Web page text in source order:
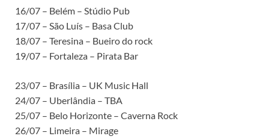
16/07 – Belém – Stúdio Pub
17/07 – São Luís – Basa Club
18/07 – Teresina – Bueiro do rock
19/07 – Fortaleza – Pirata Bar
23/07 – Brasília – UK Music Hall
24/07 – Uberlândia – TBA
25/07 – Belo Horizonte – Caverna Rock
26/07 – Limeira – Mirage